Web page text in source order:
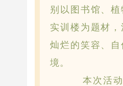
别以图书馆、
实训楼为题材
灿烂的笑容、
境。
本次活动